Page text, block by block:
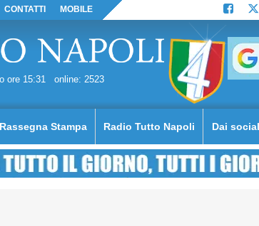
CONTATTI MOBILE
ore 15:31 online: 2523
Rassegna Stampa Radio Tutto Napoli Dai social